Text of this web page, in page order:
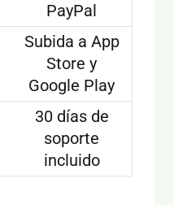
PayPal
Subida a App
Store y
Google Play
30 días de
soporte
incluido